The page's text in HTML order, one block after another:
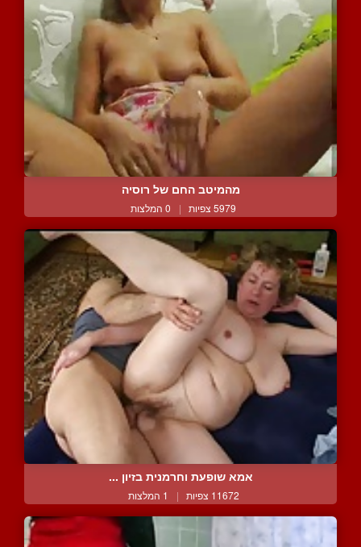
מהמיטב החם של רוסיה
5979 צפיות | 0 המלצות
אמא שופעת וחרמנית בזיון ...
11672 צפיות | 1 המלצות